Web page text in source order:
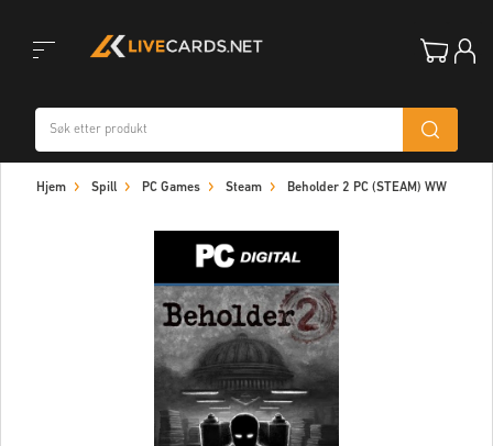
Hjem Spill PC Games Steam Beholder 2 PC (STEAM) WW